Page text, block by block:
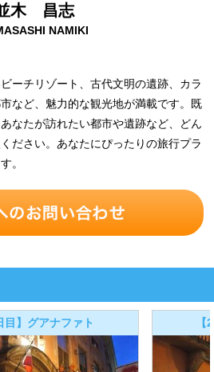
木 昌志
NAMIKI
ーチリゾート、古代文明の遺跡、カラ
など、魅力的な観光地が満載です。既
なたが訪れたい都市や遺跡など、どん
ださい。あなたにぴったりの旅行プラ
。
目】グアナファト